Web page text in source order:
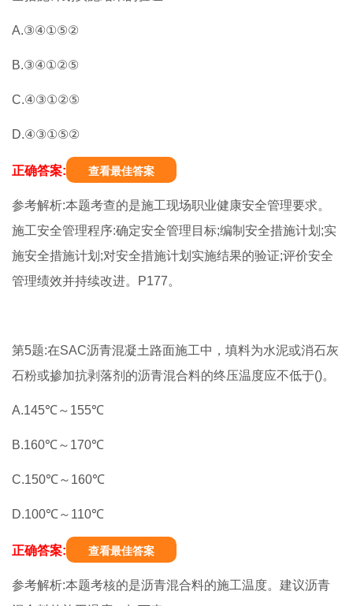
A.③④①⑤②
B.③④①②⑤
C.④③①②⑤
D.④③①⑤②
正确答案: 查看最佳答案
参考解析:本题考查的是施工现场职业健康安全管理要求。
施工安全管理程序:确定安全管理目标;编制安全措施计划;实
施安全措施计划;对安全措施计划实施结果的验证;评价安全
管理绩效并持续改进。P177。
第5题:在SAC沥青混凝土路面施工中，填料为水泥或消石灰
石粉或掺加抗剥落剂的沥青混合料的终压温度应不低于()。
A.145℃～155℃
B.160℃～170℃
C.150℃～160℃
D.100℃～110℃
正确答案: 查看最佳答案
参考解析:本题考核的是沥青混合料的施工温度。建议沥青